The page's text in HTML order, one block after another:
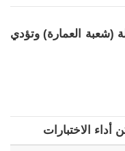
(شعبة العمارة) وتؤدي
أداء الاختبارات